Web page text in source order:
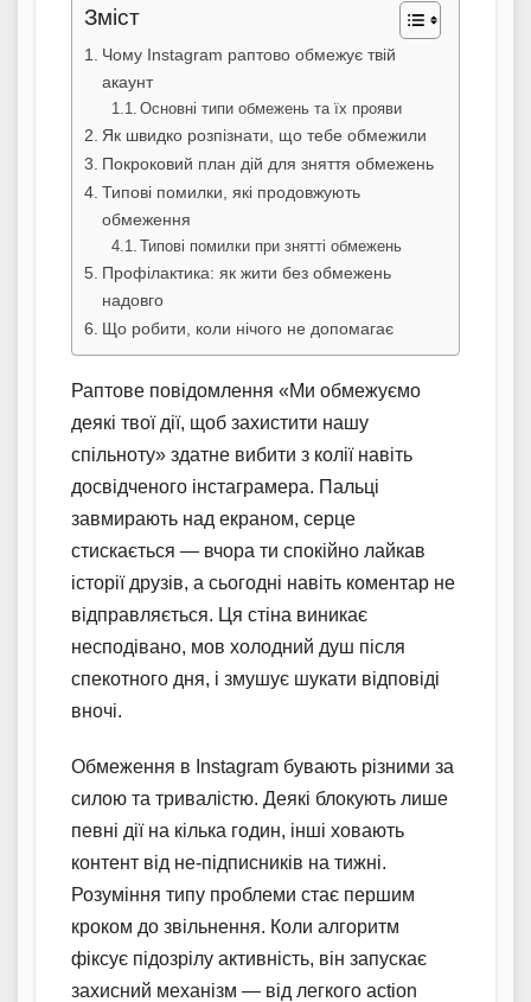
Зміст
Чому Instagram раптово обмежує твій
акаунт
Основні типи обмежень та їх прояви
Як швидко розпізнати, що тебе обмежили
Покроковий план дій для зняття обмежень
Типові помилки, які продовжують
обмеження
Типові помилки при знятті обмежень
Профілактика: як жити без обмежень
надовго
Що робити, коли нічого не допомагає
Раптове повідомлення «Ми обмежуємо
деякі твої дії, щоб захистити нашу
спільноту» здатне вибити з колії навіть
досвідченого інстаграмера. Пальці
завмирають над екраном, серце
стискається — вчора ти спокійно лайкав
історії друзів, а сьогодні навіть коментар не
відправляється. Ця стіна виникає
несподівано, мов холодний душ після
спекотного дня, і змушує шукати відповіді
вночі.
Обмеження в Instagram бувають різними за
силою та тривалістю. Деякі блокують лише
певні дії на кілька годин, інші ховають
контент від не-підписників на тижні.
Розуміння типу проблеми стає першим
кроком до звільнення. Коли алгоритм
фіксує підозрілу активність, він запускає
захисний механізм — від легкого action